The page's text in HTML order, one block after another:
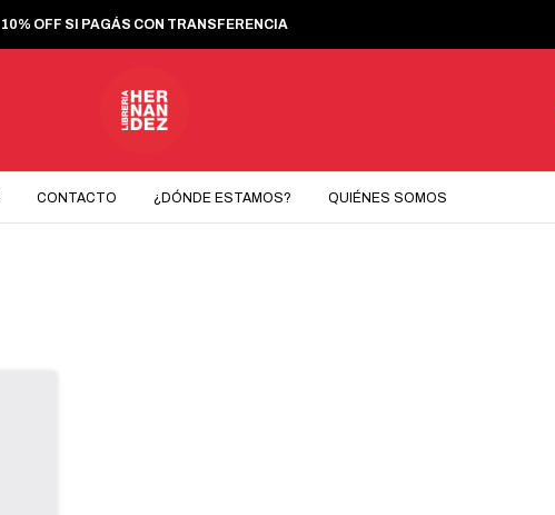
10% OFF SI PAGÁS CON TRANSFERENCIA
CONTACTO ¿DÓNDE ESTAMOS? QUIÉNES SOMOS